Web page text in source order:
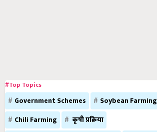
#Top Topics
Government Schemes Soybean Farming
Chili Farming
कृषी प्रक्रिया